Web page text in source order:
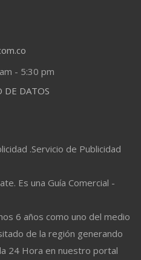
- 5:30 pm
DE DATOS
.Servicio de Publicidad
Es una Guía Comercial -
6 años como uno del medio
de la región generando
24 Hora en nuestro portal